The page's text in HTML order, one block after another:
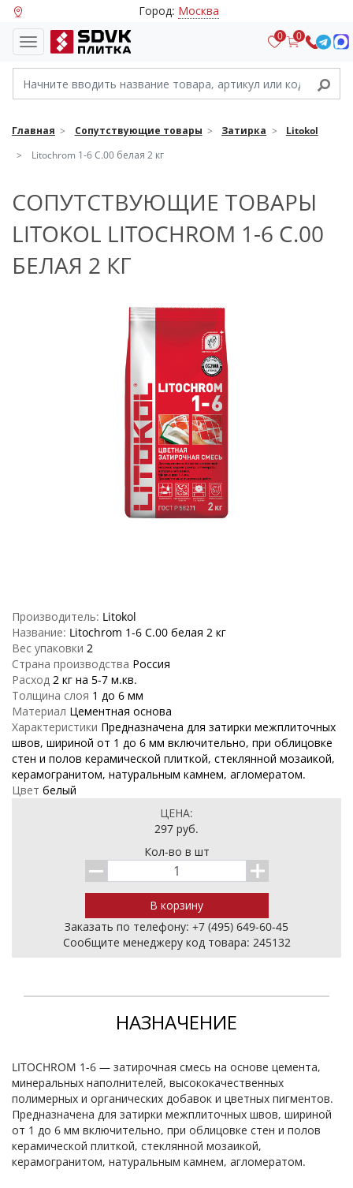
Город: Москва
0 0
Главная Сопутствующие товары Затирка
Litokol
Litochrom 1-6 C.00 белая 2 кг
СОПУТСТВУЮЩИЕ ТОВАРЫ
LITOKOL LITOCHROM 1-6 C.00
БЕЛАЯ 2 КГ
Производитель: Litokol
Название: Litochrom 1-6 C.00 белая 2 кг
Вес упаковки 2
Страна производства Россия
Расход 2 кг на 5-7 м.кв.
Толщина слоя 1 до 6 мм
Материал Цементная основа
Характеристики Предназначена для затирки межплиточных
швов, шириной от 1 до 6 мм включительно, при облицовке
стен и полов керамической плиткой, стеклянной мозаикой,
керамогранитом, натуральным камнем, агломератом.
Цвет белый
ЦЕНА:
297 руб.
Кол-во в шт
Заказать по телефону: +7 (495) 649-60-45
Cообщите менеджеру код товара: 245132
НАЗНАЧЕНИЕ
LITOCHROM 1-6 — затирочная смесь на основе цемента,
минеральных наполнителей, высококачественных
полимерных и органических добавок и цветных пигментов.
Предназначена для затирки межплиточных швов, шириной
от 1 до 6 мм включительно, при облицовке стен и полов
керамической плиткой, стеклянной мозаикой,
керамогранитом, натуральным камнем, агломератом.